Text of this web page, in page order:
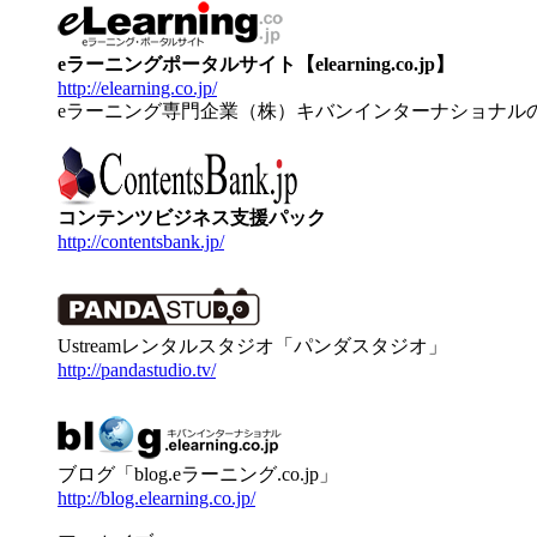
eラーニングポータルサイト【elearning.co.jp】
http://elearning.co.jp/
eラーニング専門企業（株）キバンインターナショナル
コンテンツビジネス支援パック
http://contentsbank.jp/
Ustreamレンタルスタジオ「パンダスタジオ」
http://pandastudio.tv/
ブログ「blog.eラーニング.co.jp」
http://blog.elearning.co.jp/